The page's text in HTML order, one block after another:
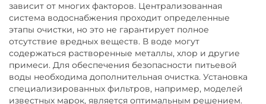
зависит от многих факторов. Централизованная
система водоснабжения проходит определенные
этапы очистки, но это не гарантирует полное
отсутствие вредных веществ. В воде могут
содержаться растворенные металлы, хлор и другие
примеси. Для обеспечения безопасности питьевой
воды необходима дополнительная очистка. Установка
специализированных фильтров, например, моделей
известных марок, является оптимальным решением.